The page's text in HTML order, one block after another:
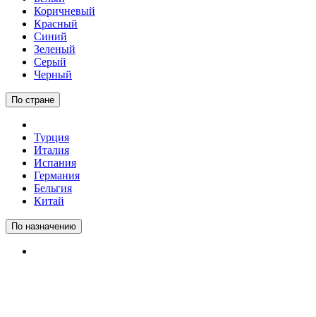
Коричневый
Красный
Синий
Зеленый
Серый
Черный
По стране
Турция
Италия
Испания
Германия
Бельгия
Китай
По назначению